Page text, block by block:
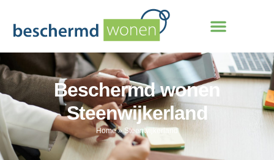
Beschermd wonen
Steenwijkerland
Home»Steenwijkerland